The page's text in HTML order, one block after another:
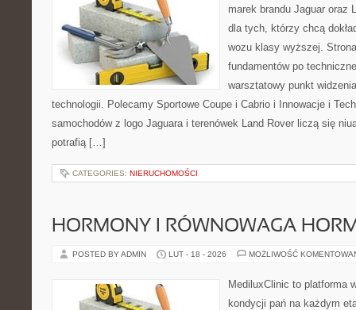
marek brandu Jaguar oraz
dla tych, którzy chcą
wozu klasy wyższej.
fundamentów po
warsztatowy punkt
technologii. Polecamy Sportowe Coupe i Cabrio i Innowacje i
samochodów z logo Jaguara i terenówek Land Rover liczą się
potrafią […]
CATEGORIES: NIERUCHOMOŚCI
HORMONY I RÓWNOWAGA
POSTED BY ADMIN LUT - 18 - 2026 MOŻLIWOŚĆ
MediluxClinic to platforma
kondycji pań na każdym